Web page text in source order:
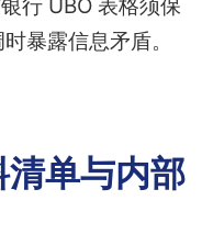
行 UBO 表格须保
暴露信息矛盾。
单与内部